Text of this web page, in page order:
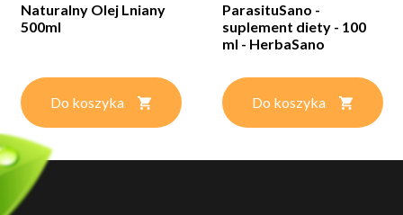
Naturalny Olej Lniany
500ml
Do koszyka
ParasituSano -
suplement diety - 100
ml - HerbaSano
Do koszyka